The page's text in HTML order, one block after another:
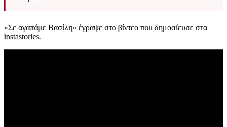
«Σε αγαπάμε Βασίλη» έγραψε στο βίντεο που δημοσίευσε στα
instastories.